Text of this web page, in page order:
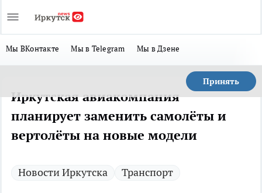
Мы ВКонтакте Мы в Telegram Мы в Дзене
Принять
Иркутская авиакомпания
планирует заменить самолёты и
вертолёты на новые модели
Новости Иркутска Транспорт